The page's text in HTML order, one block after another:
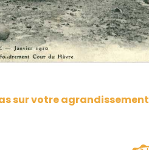
sur votre agrandissement